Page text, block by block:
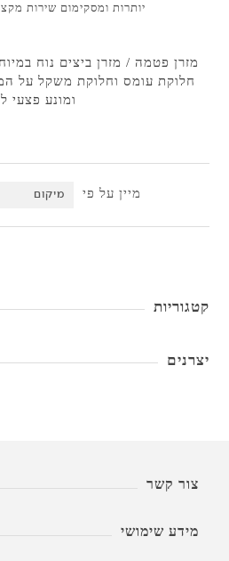
יותרות ומסקימום שירות
מזרן פטמה / מזרן ביצים נוח
חלוקת עומס וחלוקת משקל על
ומונע פצעי
מיין על פי
קטגוריות
יצרנים
צור קשר
מידע שימושי